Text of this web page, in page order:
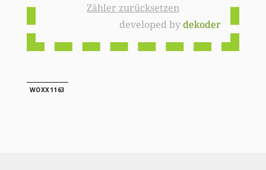
Zähler zurücksetzen
developed bydekoder
WOXX1163